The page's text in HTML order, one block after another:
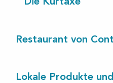
Die Kurtaxe
Restaurant von
Lokale Produkte